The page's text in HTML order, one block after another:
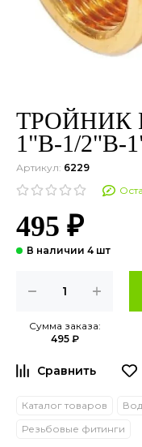
ТРОЙНИК
1"В-1/2"В-
Артикул: 6229
495 ₽
Сумма заказа:
495 ₽
Каталог товаров
Резьбовые фитинги